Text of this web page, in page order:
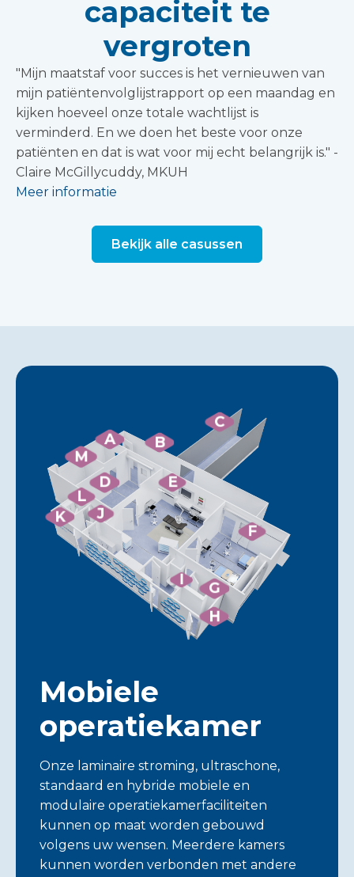
capaciteit te
vergroten
"Mijn maatstaf voor succes is het vernieuwen van
mijn patiëntenvolglijstrapport op een maandag en
kijken hoeveel onze totale wachtlijst is
verminderd. En we doen het beste voor onze
patiënten en dat is wat voor mij echt belangrijk is." -
Claire McGillycuddy, MKUH
Meer informatie
Bekijk alle casussen
A B
C
D E
F
G
H
I
J
K
L
M
Mobiele
operatiekamer
Onze laminaire stroming, ultraschone,
standaard en hybride mobiele en
modulaire operatiekamerfaciliteiten
kunnen op maat worden gebouwd
volgens uw wensen. Meerdere kamers
kunnen worden verbonden met andere